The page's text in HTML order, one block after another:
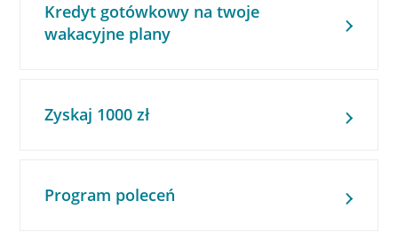
Kredyt gotówkowy na twoje
wakacyjne plany
Zyskaj 1000 zł
Program poleceń